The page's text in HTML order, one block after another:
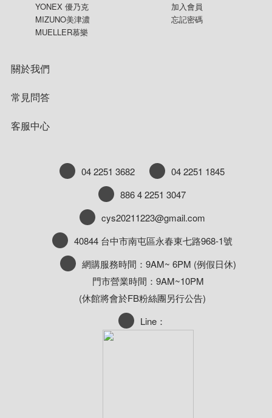
YONEX 優乃克
MIZUNO美津濃
MUELLER慕樂
加入會員
忘記密碼
關於我們
常見問答
客服中心
04 2251 3682
04 2251 1845
886 4 2251 3047
cys20211223@gmail.com
40844 台中市南屯區永春東七路968-1號
網購服務時間：9AM~ 6PM (例假日休)
門市營業時間：9AM~10PM
(休館將會於FB粉絲團另行公告)
Line：